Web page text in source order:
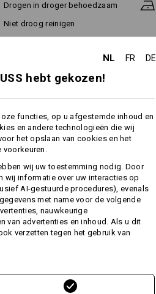
Drogen in droger behoedzaam
Niet droog reinigen
Zelf vormgeven
NL FR DE
hebt gekozen!
functies, op u afgestemde inhoud en
en andere technologieën die wij
het opslaan van cookies en het
voorkeuren.
wij uw toestemming nodig. Door
wij informatie over uw interacties op
AI-gestuurde procedures), evenals
met name voor de volgende
nauwkeurige
van advertenties en inhoud. Als u dit
verzetten tegen het gebruik van